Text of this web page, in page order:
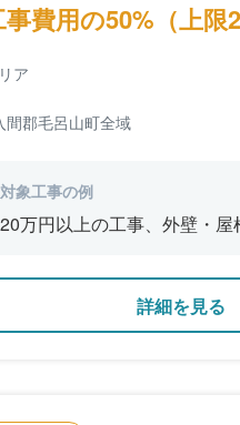
費用の50%（上限
ア
間郡毛呂山町全域
対象工事の例
20万円以上の工事、外壁・
詳細を見る